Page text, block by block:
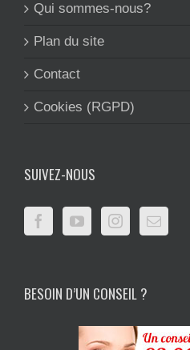
Qui sommes-nous?
Plan du site
Contact
Cookies (RGPD)
SUIVEZ-NOUS
BESOIN D’UN CONSEIL ?